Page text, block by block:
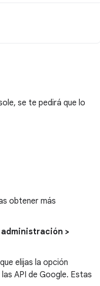
se te pedirá que lo
obtener más
>
elijas la opción
API de Google. Estas